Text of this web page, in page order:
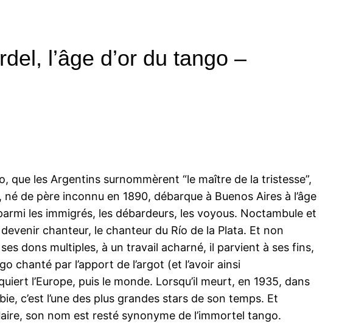
l’âge d’or du tango –
que les Argentins surnommèrent “le maître de la tristesse”,
de père inconnu en 1890, débarque à Buenos Aires à l’âge
les immigrés, les débardeurs, les voyous. Noctambule et
devenir chanteur, le chanteur du Río de la Plata. Et non
dons multiples, à un travail acharné, il parvient à ses fins,
chanté par l’apport de l’argot (et l’avoir ainsi
l’Europe, puis le monde. Lorsqu’il meurt, en 1935, dans
c’est l’une des plus grandes stars de son temps. Et
son nom est resté synonyme de l’immortel tango.